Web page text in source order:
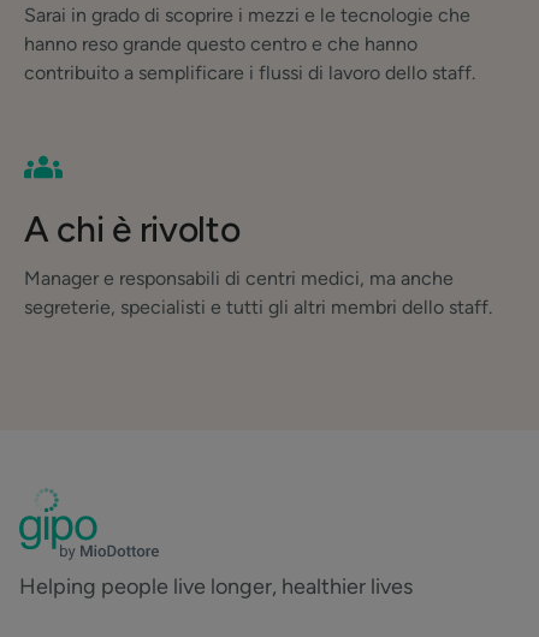
Sarai in grado di scoprire i mezzi e le tecnologie che
hanno reso grande questo centro e che hanno
contribuito a semplificare i flussi di lavoro dello staff.
A chi è rivolto
Manager e responsabili di centri medici, ma anche
segreterie, specialisti e tutti gli altri membri dello staff.
Helping people live longer, healthier lives